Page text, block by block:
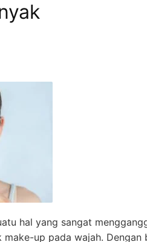
hal yang sangat
up pada wajah. Dengan